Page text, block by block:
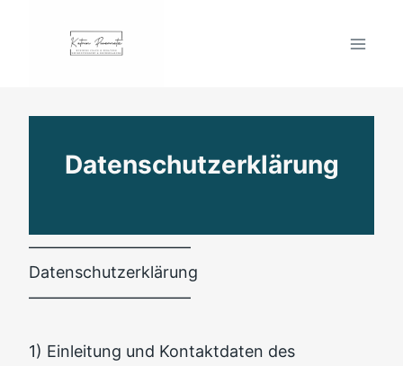
Datenschutzerklärung
––––––––––––––––––––
Datenschutzerklärung
––––––––––––––––––––
1) Einleitung und Kontaktdaten des